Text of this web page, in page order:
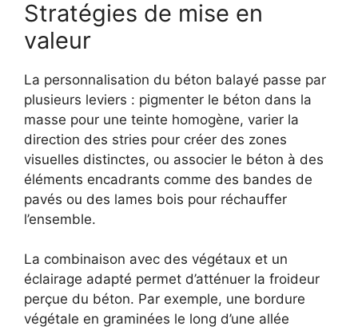
Stratégies de mise en
valeur
La personnalisation du béton balayé passe par
plusieurs leviers : pigmenter le béton dans la
masse pour une teinte homogène, varier la
direction des stries pour créer des zones
visuelles distinctes, ou associer le béton à des
éléments encadrants comme des bandes de
pavés ou des lames bois pour réchauffer
l’ensemble.
La combinaison avec des végétaux et un
éclairage adapté permet d’atténuer la froideur
perçue du béton. Par exemple, une bordure
végétale en graminées le long d’une allée